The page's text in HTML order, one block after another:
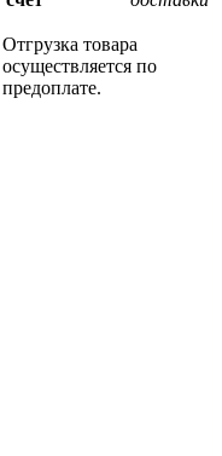
Отгрузка товара
осуществляется по
предоплате.